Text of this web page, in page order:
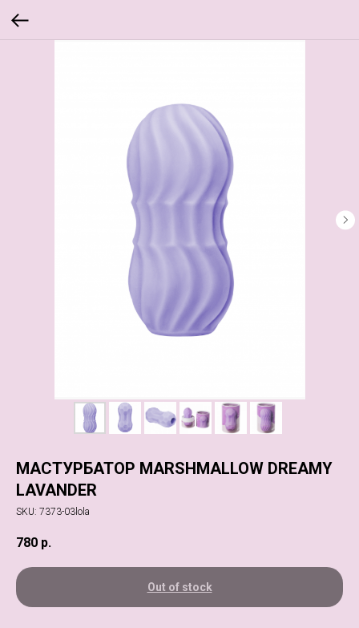
МАСТУРБАТОР MARSHMALLOW DREAMY
LAVANDER
SKU: 7373-03lola
780 р.
Out of stock